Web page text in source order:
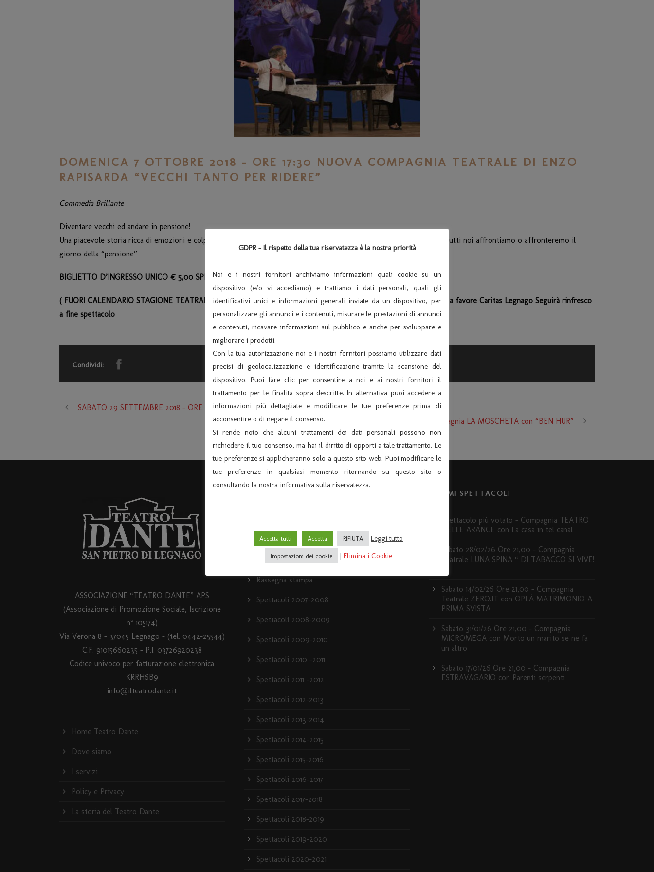
DOMENICA 7 OTTOBRE 2018 – ORE 17:30 NUOVA COMPAGNIA TEATRALE DI ENZO
RAPISARDA “VECCHI TANTO PER RIDERE”
Commedia Brillante
Diventare vecchi ed andare in pensione!
Una piacevole storia ricca di emozioni e colpi di scena, con vicende che si intersecano con la vita di tutti noi, perché tutti noi affrontiamo o affronteremo il
giorno della “pensione”
BIGLIETTO D’INGRESSO UNICO € 5,00 SPETTACOLO DEDICATO A TUTTI I NONNI
( FUORI CALENDARIO STAGIONE TEATRALE) FESTA DEI NONNI Spettacolo a carattere benefico con raccolta fondi a favore Caritas Legnago Seguirà rinfresco
a fine spettacolo
Condividi:
SABATO 29 SETTEMBRE 2018 – ORE 21:00 COMPAGNIA LA TARTARUGA di Lendinara con “Weekend a Capri“
Sabato 13 Ottobre 2018 – Ore 21:00 Compagnia LA MOSCHETA con “BEN HUR”
ASSOCIAZIONE “TEATRO DANTE” APS
(Associazione di Promozione Sociale, Iscrizione
n° 105174)
Via Verona 8 – 37045 Legnago – (tel. 0442-25544)
C.F. 91015660235 - P.I. 03726920238
Codice univoco per fatturazione elettronica
KRRH6B9
info@ilteatrodante.it
Home Teatro Dante
Dove siamo
I servizi
Policy e Privacy
La storia del Teatro Dante
Archivio Spettacoli
News
Rassegna stampa
Spettacoli 2007-2008
Spettacoli 2008-2009
Spettacoli 2009-2010
Spettacoli 2010 -2011
Spettacoli 2011 -2012
Spettacoli 2012-2013
Spettacoli 2013-2014
Spettacoli 2014-2015
Spettacoli 2015-2016
Spettacoli 2016-2017
Spettacoli 2017-2018
Spettacoli 2018-2019
Spettacoli 2019-2020
Spettacoli 2020-2021
ULTIMI SPETTACOLI
Spettacolo più votato – Compagnia TEATRO
DELLE ARANCE con La casa in tel canal
Sabato 28/02/26 Ore 21,00 – Compagnia
Teatrale LUNA SPINA “ DI TABACCO SI VIVE!
Sabato 14/02/26 Ore 21,00 – Compagnia
Teatrale ZERO.IT con OPLÀ MATRIMONIO A
PRIMA SVISTA
Sabato 31/01/26 Ore 21,00 – Compagnia
MICROMEGA con Morto un marito se ne fa
un altro
Sabato 17/01/26 Ore 21,00 – Compagnia
ESTRAVAGARIO con Parenti serpenti
GDPR - Il rispetto della tua riservatezza è la nostra priorità
Noi e i nostri fornitori archiviamo informazioni quali cookie su un
dispositivo (e/o vi accediamo) e trattiamo i dati personali, quali gli
identificativi unici e informazioni generali inviate da un dispositivo, per
personalizzare gli annunci e i contenuti, misurare le prestazioni di annunci
e contenuti, ricavare informazioni sul pubblico e anche per sviluppare e
migliorare i prodotti.
Con la tua autorizzazione noi e i nostri fornitori possiamo utilizzare dati
precisi di geolocalizzazione e identificazione tramite la scansione del
dispositivo. Puoi fare clic per consentire a noi e ai nostri fornitori il
trattamento per le finalità sopra descritte. In alternativa puoi accedere a
informazioni più dettagliate e modificare le tue preferenze prima di
acconsentire o di negare il consenso.
Si rende noto che alcuni trattamenti dei dati personali possono non
richiedere il tuo consenso, ma hai il diritto di opporti a tale trattamento. Le
tue preferenze si applicheranno solo a questo sito web. Puoi modificare le
tue preferenze in qualsiasi momento ritornando su questo sito o
consultando la nostra informativa sulla riservatezza.
Accetta tutti Accetta RIFIUTA Leggi tutto
Impostazioni dei cookie | Elimina i Cookie